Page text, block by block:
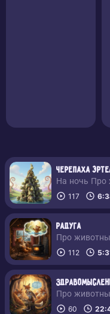
Черепаха
На ночь Про
117
Радуга
Про
112
Про
60